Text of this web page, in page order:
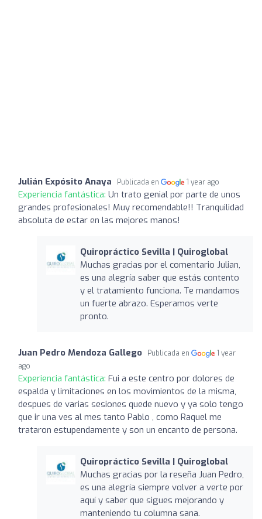
Julián Expósito Anaya Publicada en 1 year ago
Experiencia fantástica: Un trato genial por parte de unos
grandes profesionales! Muy recomendable!! Tranquilidad
absoluta de estar en las mejores manos!
Quiropráctico Sevilla | Quiroglobal
Muchas gracias por el comentario Julian,
es una alegría saber que estás contento
y el tratamiento funciona. Te mandamos
un fuerte abrazo. Esperamos verte
pronto.
Juan Pedro Mendoza Gallego Publicada en
1 year
ago
Experiencia fantástica: Fui a este centro por dolores de
espalda y limitaciones en los movimientos de la misma,
despues de varias sesiones quede nuevo y ya solo tengo
que ir una ves al mes tanto Pablo , como Raquel me
trataron estupendamente y son un encanto de persona.
Quiropráctico Sevilla | Quiroglobal
Muchas gracias por la reseña Juan Pedro,
es una alegría siempre volver a verte por
aquí y saber que sigues mejorando y
manteniendo tu columna sana.